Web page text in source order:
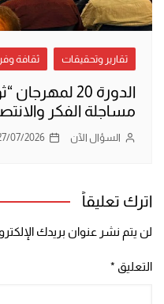
تقارير وتحقيقات ثقافة
الدورة 20
مساجلة الفكر
السؤال الآن 07/2026
اترك تعليقاً
لن يتم نشر عنوان بريدك
التعليق *